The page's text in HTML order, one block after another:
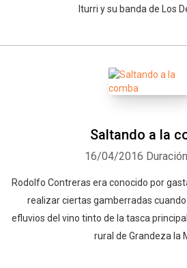
Iturri y su banda de Los
Saltando a la
16/04/2016
Rodolfo Contreras era conocido por
realizar ciertas gamberradas
efluvios del vino tinto de la tasca
rural de Grandeza la